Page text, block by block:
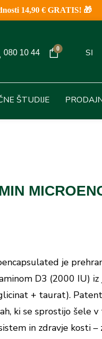
14,90 € GRATIS! 🎁
080 10 44 0 SI
ŠTUDIJE
je
D3 (2000 IU)
+ taurat).
ki se sprostijo šele v
in zdravje kosti –